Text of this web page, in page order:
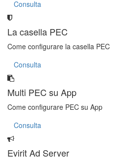
Consulta
La casella PEC
Come configurare la casella PEC
Consulta
Multi PEC su App
Come configurare PEC su App
Consulta
Evirit Ad Server